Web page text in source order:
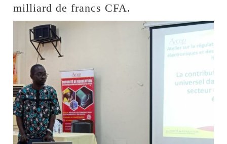
milliard de francs CFA.